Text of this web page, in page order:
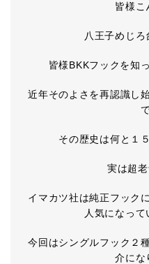
皆様こ
八王子めじろ
皆様BKKフックを知
近年そのよさを再認識し
その歴史は何と１
実は超
イマカツ社は純正フック
人気になって
今回はシングルフック２
介にな